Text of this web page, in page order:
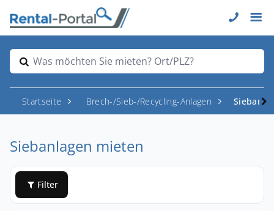
Was möchten Sie mieten? Ort/PLZ?
Startseite Brech-/Sieb-/Recycling-Anlagen
Siebanlagen mieten
Filter